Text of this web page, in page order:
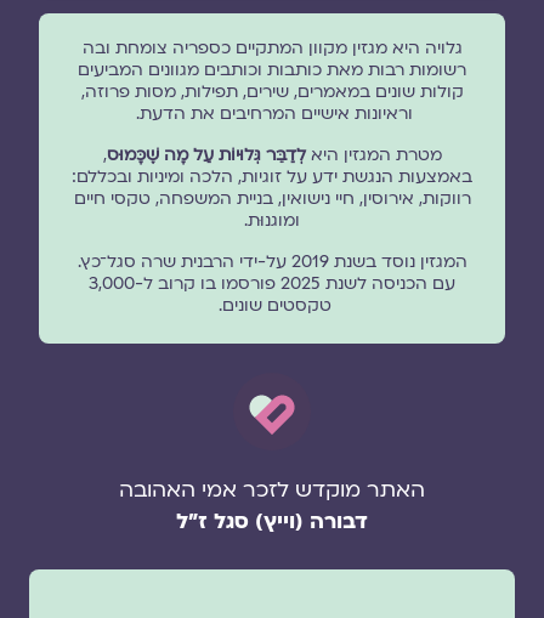
גלויה היא מגזין מקוון המתקיים כספריה צומחת ובה
רשומות רבות מאת כותבות וכותבים מגוונים המביעים
קולות שונים במאמרים, שירים, תפילות, מסות פרוזה,
וראיונות אישיים המרחיבים את הדעת.
מטרת המגזין היאלְדַבֵּר גְּלוּיוֹת עַל מָה שֶׁכָּמוּס,
באמצעות הנגשת ידע על זוגיות, הלכה ומיניות ובכללם:
רווקות, אירוסין, חיי נישואין, בניית המשפחה, טקסי חיים
ומוגנוּת.
המגזין נוסד בשנת 2019 על-ידי הרבנית שרה סגל־כץ.
עם הכניסה לשנת 2025 פורסמו בו קרוב ל-3,000
טקסטים שונים.
האתר מוקדש לזכר אמי האהובה
דבורה (וייץ) סגל ז"ל